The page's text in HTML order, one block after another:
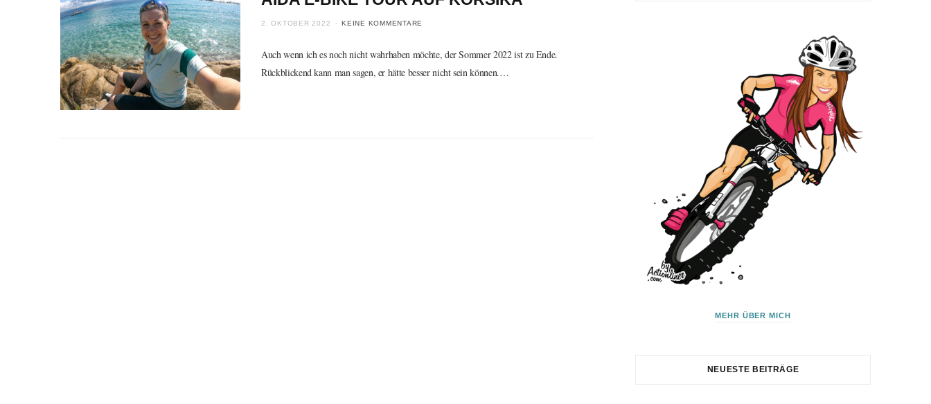
2. OKTOBER 2022 KEINE KOMMENTARE
Auch wenn ich es noch nicht wahrhaben möchte, der Sommer 2022 ist zu Ende.
Rückblickend kann man sagen, er hätte besser nicht sein können.…
MEHR ÜBER MICH
NEUESTE BEITRÄGE